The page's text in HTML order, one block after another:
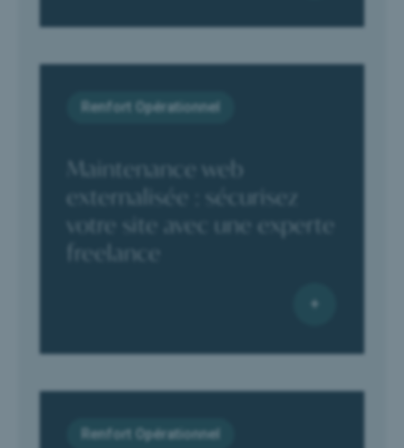
Maintenance web
externalisée : sécurisez
votre site avec une experte
freelance
Renfort Opérationnel
Renfort Opérationnel